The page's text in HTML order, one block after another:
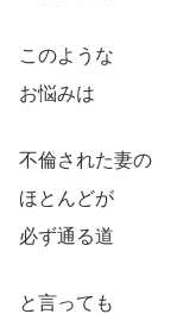
このような
お悩みは
不倫された妻の
ほとんどが
必ず通る道
と言っても